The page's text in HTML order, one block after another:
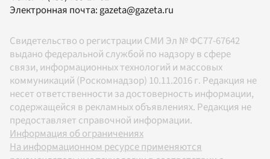
Электронная почта:gazeta@gazeta.ru
Свидетельство о регистрации СМИ Эл № ФС77-67642
выдано федеральной службой по надзору в сфере
связи, информационных технологий и массовых
коммуникаций (Роскомнадзор) 10.11.2016 г. Редакция не
несет ответственности за достоверность информации,
содержащейся в рекламных объявлениях. Редакция не
предоставляет справочной информации.
Информация об ограничениях
На информационном ресурсе применяются